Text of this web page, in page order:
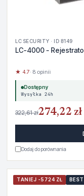
LC SECURITY · ID 8149
LC-4000 -
★ 4.7· 8 opinii
Dostępny
Wysyłka 24h
322,61 zł274,22 zł
Dodaj do porównania
TANIEJ -5724 ZŁ